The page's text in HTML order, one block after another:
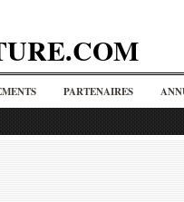
PARTENAIRES